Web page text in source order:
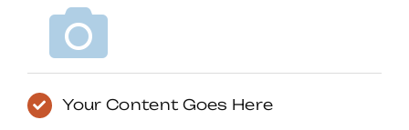
Your Content Goes Here